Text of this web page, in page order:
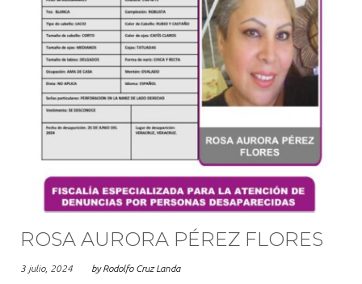
ROSA AURORA PÉREZ FLORES
3 julio, 2024 byRodolfo Cruz Landa